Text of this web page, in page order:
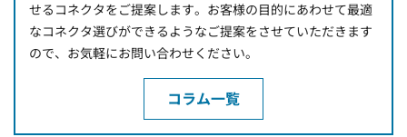
せるコネクタをご提案します。お客様の目的にあわせて最適
なコネクタ選びができるようなご提案をさせていただきます
ので、お気軽にお問い合わせください。
コラム一覧